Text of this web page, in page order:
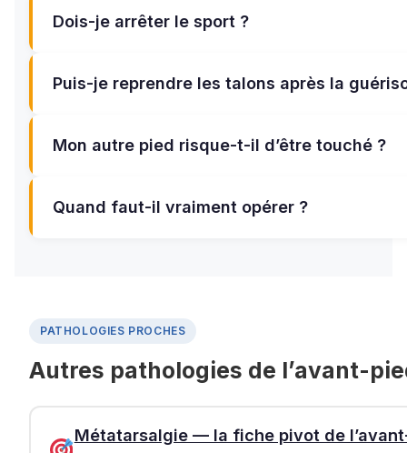
Dois-je arrêter le sport ?
Puis-je reprendre les talons après la
Mon autre pied risque-t-il d’être touché ?
Quand faut-il vraiment opérer ?
PATHOLOGIES PROCHES
Autres pathologies de l’avant-
Métatarsalgie — la fiche pivot de